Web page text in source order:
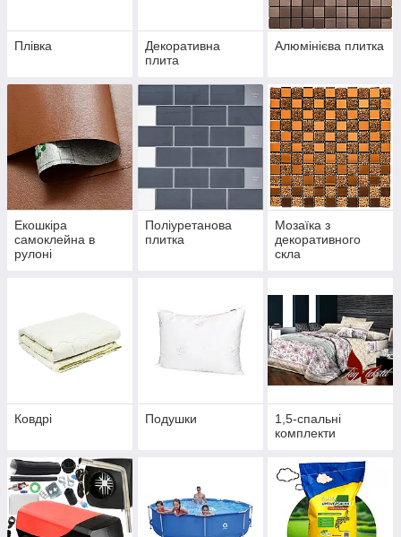
Плівка
Декоративна
плита
Алюмінієва плитка
Екошкіра
самоклейна в
рулоні
Поліуретанова
плитка
Мозаїка з
декоративного
скла
Ковдрі Подушки
1,5-спальні
комплекти